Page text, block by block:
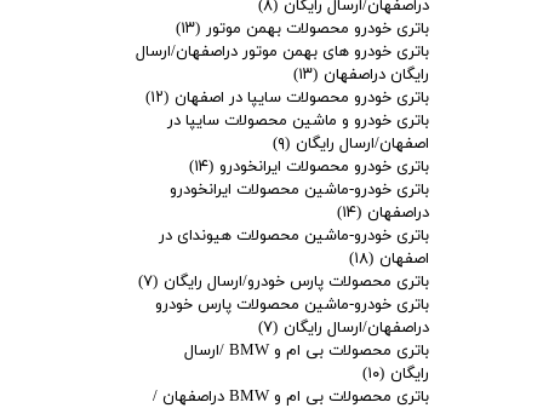
دراصفهان/ارسال رایگان (۸)
باتری خودرو محصولات بهمن موتور (۱۳)
باتری خودرو های بهمن موتور دراصفهان/ارسال
رایگان دراصفهان (۱۳)
باتری خودرو محصولات سایپا در اصفهان (۱۲)
باتری خودرو و ماشین محصولات سایپا در
اصفهان/ارسال رایگان (۹)
باتری خودرو محصولات ایرانخودرو (۱۴)
باتری خودرو-ماشین محصولات ایرانخودرو
دراصفهان (۱۴)
باتری خودرو-ماشین محصولات هیوندای در
اصفهان (۱۸)
باتری محصولات پارس خودرو/ارسال رایگان (۷)
باتری خودرو-ماشین محصولات پارس خودرو
دراصفهان/ارسال رایگان (۷)
باتری محصولات بی ام و BMW /ارسال
رایگان (۱۰)
باتری محصولات بی ام و BMW دراصفهان /